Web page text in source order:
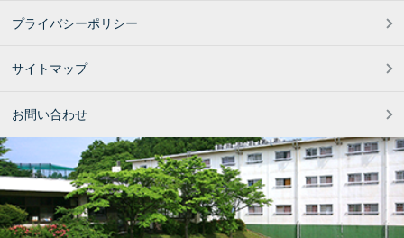
プライバシーポリシー
サイトマップ
お問い合わせ